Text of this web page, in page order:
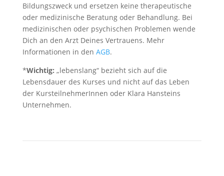
Bildungszweck und ersetzen keine therapeutische
oder medizinische Beratung oder Behandlung. Bei
medizinischen oder psychischen Problemen wende
Dich an den Arzt Deines Vertrauens. Mehr
Informationen in den AGB.
*Wichtig: „lebenslang“ bezieht sich auf die
Lebensdauer des Kurses und nicht auf das Leben
der KursteilnehmerInnen oder Klara Hansteins
Unternehmen.